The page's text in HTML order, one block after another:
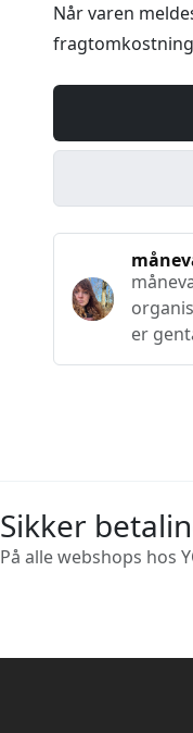
Når varen
er
Sikker
På alle webshops hos